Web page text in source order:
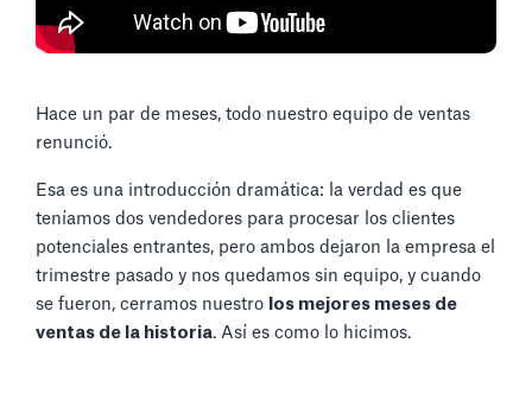
Hace un par de meses, todo nuestro equipo de ventas
renunció.
Esa es una introducción dramática: la verdad es que
teníamos dos vendedores para procesar los clientes
potenciales entrantes, pero ambos dejaron la empresa el
trimestre pasado y nos quedamos sin equipo, y cuando
se fueron, cerramos nuestro los mejores meses de
ventas de la historia. Así es como lo hicimos.